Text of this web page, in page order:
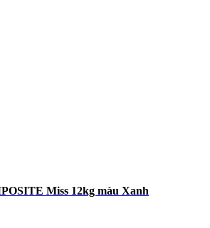
Bình gas COMPOSITE Miss 12kg màu Xanh